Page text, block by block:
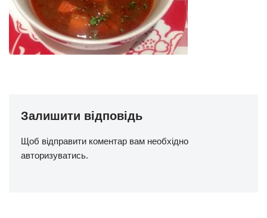
Залишити відповідь
Щоб відправити коментар вам необхідно
авторизуватись.